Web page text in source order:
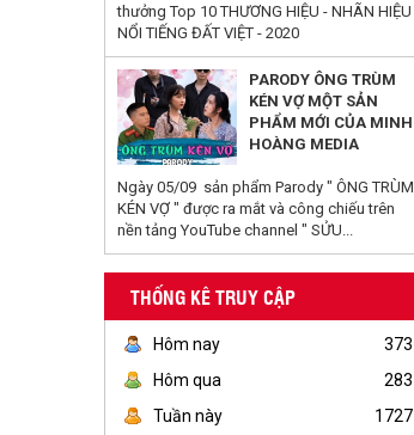
thưởng Top 10 THƯƠNG HIỆU - NHÃN HIỆU
NỔI TIẾNG ĐẤT VIỆT - 2020
PARODY ÔNG TRÙM
KÉN VỢ MỘT SẢN
PHẨM MỚI CỦA MINH
HOÀNG MEDIA
Ngày 05/09 sản phẩm Parody " ÔNG TRÙM
KÉN VỢ " được ra mắt và công chiếu trên
nền tảng YouTube channel " SỬU...
THỐNG KÊ TRUY CẬP
Hôm nay
373
Hôm qua
283
Tuần này
1727